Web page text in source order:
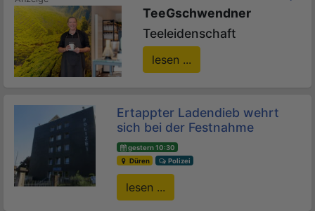
TeeGschwendner
Teeleidenschaft
lesen ...
Ertappter Ladendieb wehrt
sich bei der Festnahme
gestern 10:30
Düren
Polizei
lesen ...